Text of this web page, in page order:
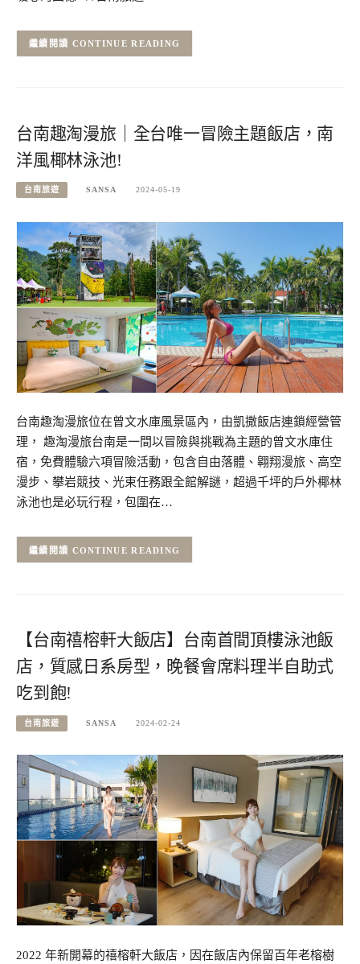
CONTINUE READING
台南趣淘漫旅｜全台唯一冒險主題飯店，南
洋風椰林泳池!
台南旅遊 SANSA 2024-05-19
台南趣淘漫旅位在曾文水庫風景區內，由凱撒飯店連鎖經營管
理， 趣淘漫旅台南是一間以冒險與挑戰為主題的曾文水庫住
宿，免費體驗六項冒險活動，包含自由落體、翱翔漫旅、高空
漫步、攀岩競技、光束任務跟全館解謎，超過千坪的戶外椰林
泳池也是必玩行程，包圍在…
CONTINUE READING
【台南禧榕軒大飯店】台南首間頂樓泳池飯
店，質感日系房型，晚餐會席料理半自助式
吃到飽!
台南旅遊 SANSA 2024-02-24
2022 年新開幕的禧榕軒大飯店，因在飯店內保留百年老榕樹